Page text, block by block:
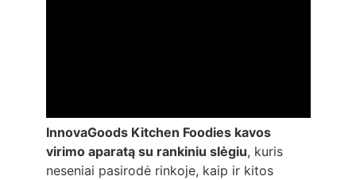
InnovaGoods Kitchen Foodies kavos
virimo aparatą su rankiniu slėgiu, kuris
neseniai pasirodė rinkoje, kaip ir kitos